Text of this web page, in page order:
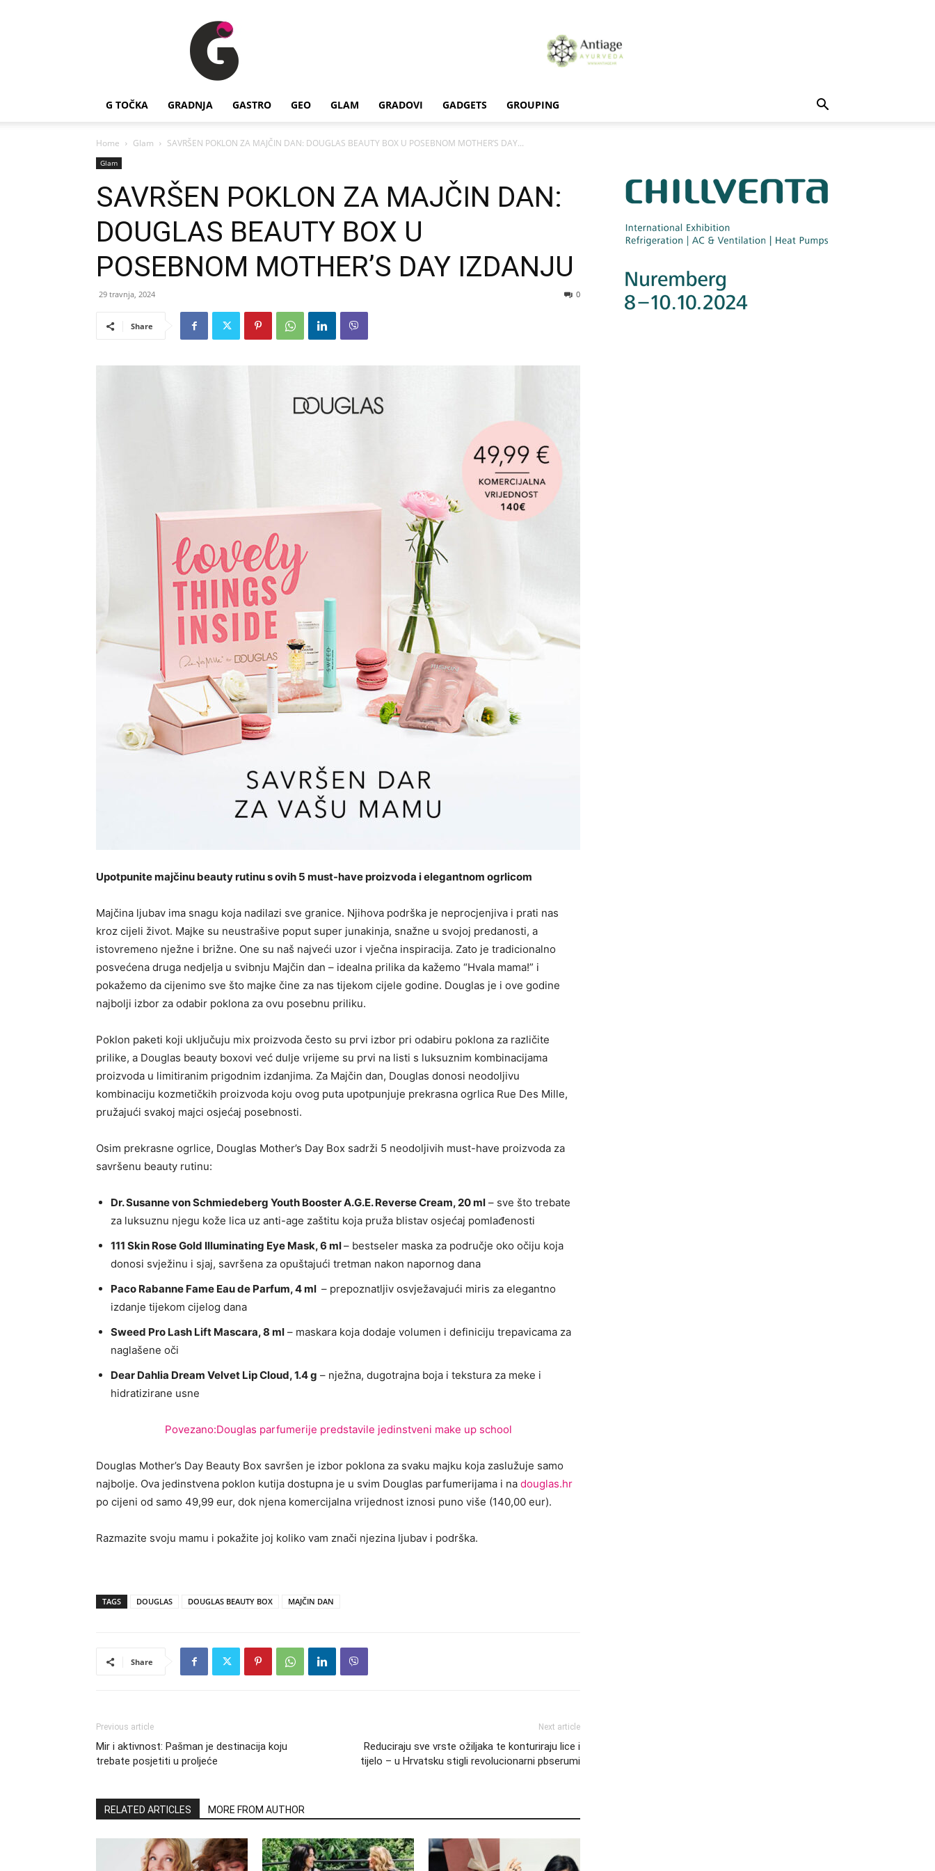
G
Točka
G TOČKA GRADNJA GASTRO GEO GLAM GRADOVI GADGETS GROUPING
Home Glam SAVRŠEN POKLON ZA MAJČIN DAN: DOUGLAS BEAUTY BOX U POSEBNOM MOTHER’S DAY...
Glam
SAVRŠEN POKLON ZA MAJČIN DAN:
DOUGLAS BEAUTY BOX U
POSEBNOM MOTHER’S DAY IZDANJU
29 travnja, 2024 0
Share
Upotpunite majčinu beauty rutinu s ovih 5 must-have proizvoda i elegantnom ogrlicom
Majčina ljubav ima snagu koja nadilazi sve granice. Njihova podrška je neprocjenjiva i prati nas
kroz cijeli život. Majke su neustrašive poput super junakinja, snažne u svojoj predanosti, a
istovremeno nježne i brižne. One su naš najveći uzor i vječna inspiracija. Zato je tradicionalno
posvećena druga nedjelja u svibnju Majčin dan – idealna prilika da kažemo “Hvala mama!” i
pokažemo da cijenimo sve što majke čine za nas tijekom cijele godine. Douglas je i ove godine
najbolji izbor za odabir poklona za ovu posebnu priliku.
Poklon paketi koji uključuju mix proizvoda često su prvi izbor pri odabiru poklona za različite
prilike, a Douglas beauty boxovi već dulje vrijeme su prvi na listi s luksuznim kombinacijama
proizvoda u limitiranim prigodnim izdanjima. Za Majčin dan, Douglas donosi neodoljivu
kombinaciju kozmetičkih proizvoda koju ovog puta upotpunjuje prekrasna ogrlica Rue Des Mille,
pružajući svakoj majci osjećaj posebnosti.
Osim prekrasne ogrlice, Douglas Mother’s Day Box sadrži 5 neodoljivih must-have proizvoda za
savršenu beauty rutinu:
Dr. Susanne von Schmiedeberg Youth Booster A.G.E. Reverse Cream, 20 ml – sve što trebate
za luksuznu njegu kože lica uz anti-age zaštitu koja pruža blistav osjećaj pomlađenosti
111 Skin Rose Gold Illuminating Eye Mask, 6 ml– bestseler maska za područje oko očiju koja
donosi svježinu i sjaj, savršena za opuštajući tretman nakon napornog dana
Paco Rabanne Fame Eau de Parfum, 4 ml – prepoznatljiv osvježavajući miris za elegantno
izdanje tijekom cijelog dana
Sweed Pro Lash Lift Mascara, 8 ml – maskara koja dodaje volumen i definiciju trepavicama za
naglašene oči
Dear Dahlia Dream Velvet Lip Cloud, 1.4 g – nježna, dugotrajna boja i tekstura za meke i
hidratizirane usne
Povezano:Douglas parfumerije predstavile jedinstveni make up school
Douglas Mother’s Day Beauty Box savršen je izbor poklona za svaku majku koja zaslužuje samo
najbolje. Ova jedinstvena poklon kutija dostupna je u svim Douglas parfumerijama i na douglas.hr
po cijeni od samo 49,99 eur, dok njena komercijalna vrijednost iznosi puno više (140,00 eur).
Razmazite svoju mamu i pokažite joj koliko vam znači njezina ljubav i podrška.
TAGS DOUGLAS DOUGLAS BEAUTY BOX MAJČIN DAN
Share
Previous article
Mir i aktivnost: Pašman je destinacija koju
trebate posjetiti u proljeće
Next article
Reduciraju sve vrste ožiljaka te konturiraju lice i
tijelo – u Hrvatsku stigli revolucionarni pbserumi
RELATED ARTICLES MORE FROM AUTHOR